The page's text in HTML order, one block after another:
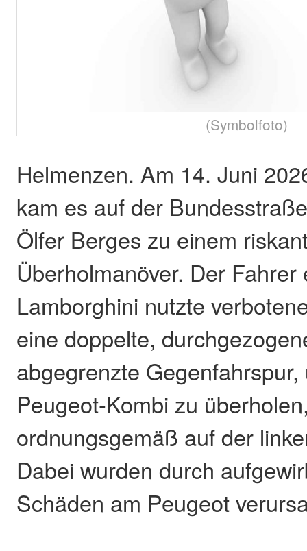
(Symbolfoto)
Helmenzen. Am 14. Juni
kam es auf der
Ölfer Berges zu einem
Überholmanöver. Der
Lamborghini nutzte
eine doppelte,
abgegrenzte
Peugeot-Kombi zu
ordnungsgemäß auf der
Dabei wurden durch
Schäden am Peugeot